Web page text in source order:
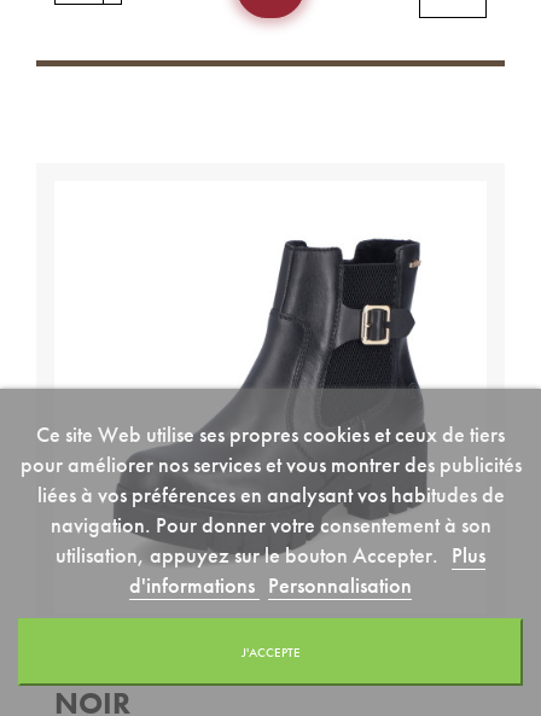
BOTTINE RIEKER 74560-00
NOIR
Ce site Web utilise ses propres cookies et ceux de tiers
pour améliorer nos services et vous montrer des publicités
liées à vos préférences en analysant vos habitudes de
navigation. Pour donner votre consentement à son
utilisation, appuyez sur le bouton Accepter.
Plus
d'informations Personnalisation
J'ACCEPTE